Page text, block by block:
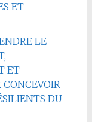
ET
LE
ET
DU